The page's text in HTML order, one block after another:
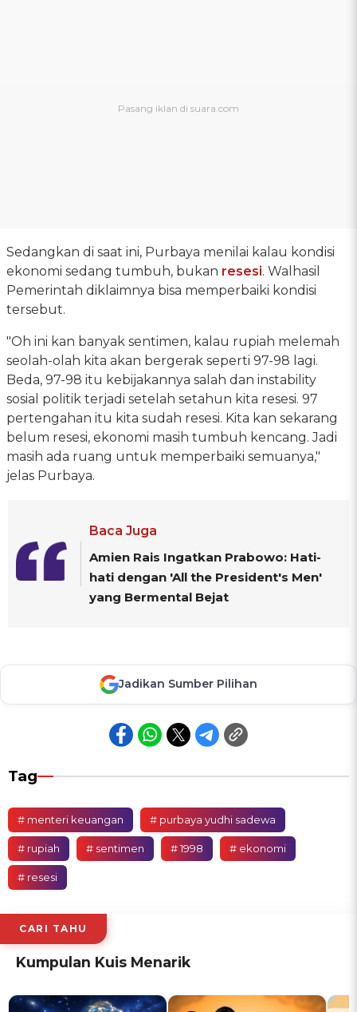
Sedangkan di saat ini, Purbaya menilai kalau kondisi
ekonomi sedang tumbuh, bukan resesi. Walhasil
Pemerintah diklaimnya bisa memperbaiki kondisi
tersebut.
"Oh ini kan banyak sentimen, kalau rupiah melemah
seolah-olah kita akan bergerak seperti 97-98 lagi.
Beda, 97-98 itu kebijakannya salah dan instability
sosial politik terjadi setelah setahun kita resesi. 97
pertengahan itu kita sudah resesi. Kita kan sekarang
belum resesi, ekonomi masih tumbuh kencang. Jadi
masih ada ruang untuk memperbaiki semuanya,"
jelas Purbaya.
Baca Juga
Amien Rais Ingatkan Prabowo: Hati-
hati dengan 'All the President's Men'
yang Bermental Bejat
Jadikan Sumber Pilihan
Tag
# menteri keuangan # purbaya yudhi sadewa
# rupiah # sentimen # 1998 # ekonomi
# resesi
CARI TAHU
Kumpulan Kuis Menarik